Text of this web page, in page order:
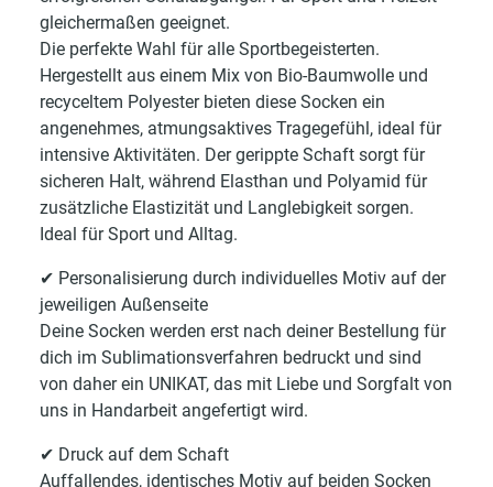
gleichermaßen geeignet.
Die perfekte Wahl für alle Sportbegeisterten.
Hergestellt aus einem Mix von Bio-Baumwolle und
recyceltem Polyester bieten diese Socken ein
angenehmes, atmungsaktives Tragegefühl, ideal für
intensive Aktivitäten. Der gerippte Schaft sorgt für
sicheren Halt, während Elasthan und Polyamid für
zusätzliche Elastizität und Langlebigkeit sorgen.
Ideal für Sport und Alltag.
✔ Personalisierung durch individuelles Motiv auf der
jeweiligen Außenseite
Deine Socken werden erst nach deiner Bestellung für
dich im Sublimationsverfahren bedruckt und sind
von daher ein UNIKAT, das mit Liebe und Sorgfalt von
uns in Handarbeit angefertigt wird.
✔ Druck auf dem Schaft
Auffallendes, identisches Motiv auf beiden Socken